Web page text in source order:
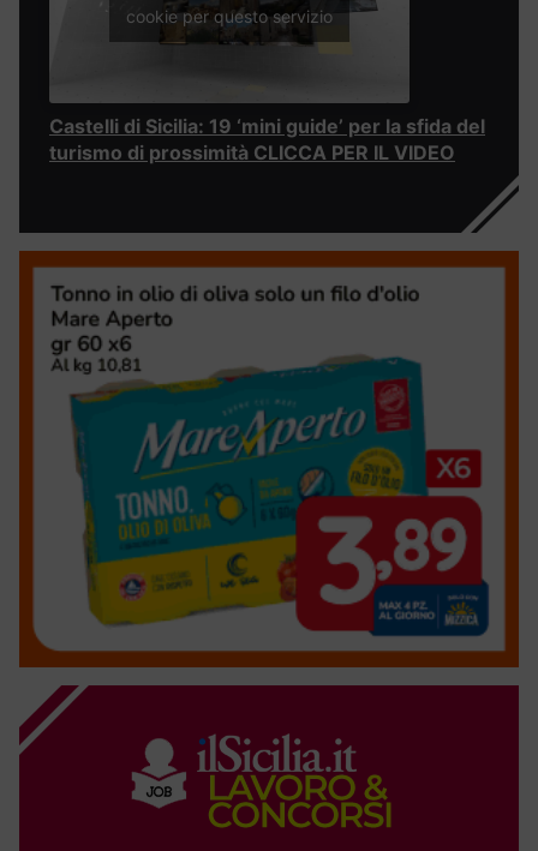
cookie per questo servizio
Castelli di Sicilia: 19 ‘mini guide’ per la sfida del
turismo di prossimità CLICCA PER IL VIDEO